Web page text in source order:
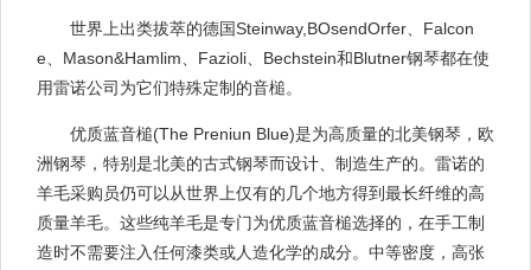
世界上出类拔萃的德国Steinway,BOsendOrfer、Falcon
e、Mason&Hamlim、Fazioli、Bechstein和Blutner钢琴都在使
用雷诺公司为它们特殊定制的音槌。
优质蓝音槌(The Preniun Blue)是为高质量的北美钢琴，欧
洲钢琴，特别是北美的古式钢琴而设计、制造生产的。雷诺的
羊毛采购员仍可以从世界上仅有的几个地方得到最长纤维的高
质量羊毛。这些纯羊毛是专门为优质蓝音槌选择的，在手工制
造时不需要注入任何漆类或人造化学的成分。中等密度，高张